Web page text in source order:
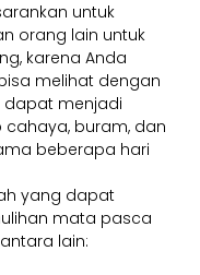
untuk
orang lain untuk
karena Anda
melihat dengan
dapat menjadi
cahaya, buram, dan
beberapa hari
yang dapat
mata pasca
lain: